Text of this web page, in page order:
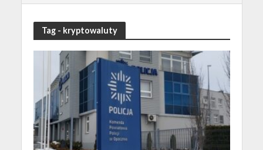
Tag - kryptowaluty